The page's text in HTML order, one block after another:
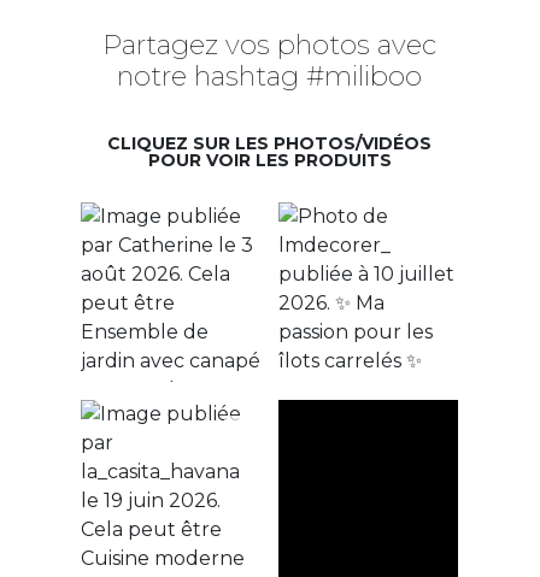
Partagez vos photos avec
notre hashtag #miliboo
CLIQUEZ SUR LES PHOTOS/VIDÉOS
POUR VOIR LES PRODUITS